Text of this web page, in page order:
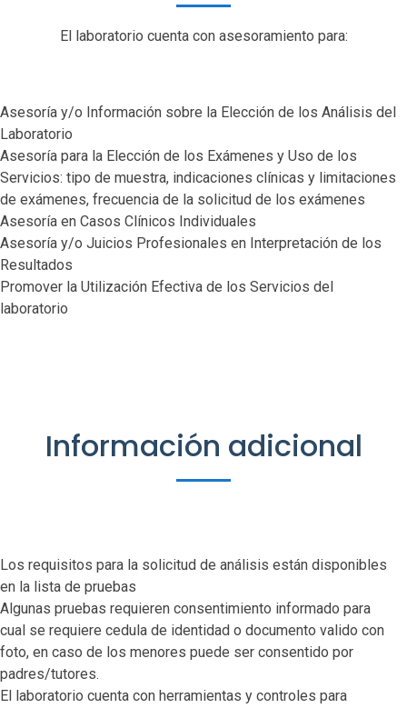
El laboratorio cuenta con asesoramiento para:
Asesoría y/o Información sobre la Elección de los Análisis del
Laboratorio
Asesoría para la Elección de los Exámenes y Uso de los
Servicios: tipo de muestra, indicaciones clínicas y limitaciones
de exámenes, frecuencia de la solicitud de los exámenes
Asesoría en Casos Clínicos Individuales
Asesoría y/o Juicios Profesionales en Interpretación de los
Resultados
Promover la Utilización Efectiva de los Servicios del
laboratorio
Información adicional
Los requisitos para la solicitud de análisis están disponibles
en la lista de pruebas
Algunas pruebas requieren consentimiento informado para
cual se requiere cedula de identidad o documento valido con
foto, en caso de los menores puede ser consentido por
padres/tutores.
El laboratorio cuenta con herramientas y controles para